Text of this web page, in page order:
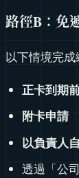
路徑B：免
以下情境完成
正卡到期
附卡申請
以負責人
透過「公